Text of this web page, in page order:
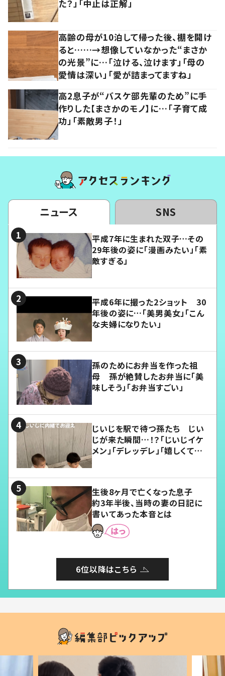
た？」「中止は正解」
高齢の母が10泊して帰った後、棚を開け
ると……→想像していなかった“まさか
の光景”に…「泣ける、泣けます」「母の
愛情は深い」「愛が詰まってますね」
高2息子が“バスケ部先輩のため”に手
作りした【まさかのモノ】に…「子育て成
功」「素敵男子！」
ニュース SNS
平成7年に生まれた双子…その
29年後の姿に「漫画みたい」「素
敵すぎる」
平成6年に撮った2ショット 30
年後の姿に…「美男美女」「こん
な夫婦になりたい」
孫のためにお弁当を作った祖
母 孫が絶賛したお弁当に「美
味しそう」「お弁当すごい」
じいじを駅で待つ孫たち じい
じが来た瞬間…！？「じいじイケ
メン」「デレッデレ」「嬉しくて可
生後8ヶ月で亡くなった息子
約3年半後、当時の妻の日記に
書いてあった本音とは
6位以降はこちら